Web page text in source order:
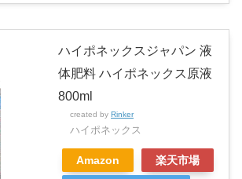
ハイポネックスジャパン 液
体肥料 ハイポネックス原液
800ml
created by Rinker
ハイポネックス
Amazon 楽天市場